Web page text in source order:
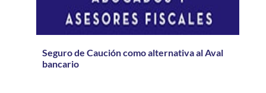
Seguro de Caución como alternativa al Aval
bancario